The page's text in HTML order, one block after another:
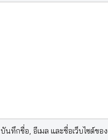
บันทึกชื่อ, อีเมล และชื่อเว็บไซต์ขอ